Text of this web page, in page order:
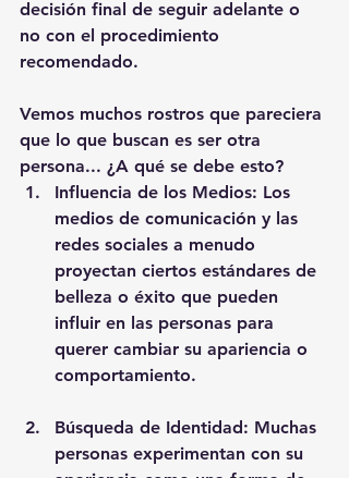
decisión final de seguir adelante o
no con el procedimiento
recomendado.
Vemos muchos rostros que pareciera
que lo que buscan es ser otra
persona... ¿A qué se debe esto?
Influencia de los Medios: Los
medios de comunicación y las
redes sociales a menudo
proyectan ciertos estándares de
belleza o éxito que pueden
influir en las personas para
querer cambiar su apariencia o
comportamiento.
Búsqueda de Identidad: Muchas
personas experimentan con su